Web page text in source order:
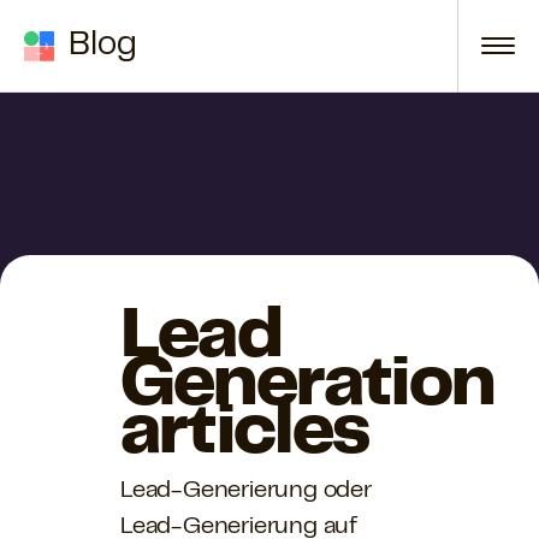
Blog
Lead
Generation
articles
Lead-Generierung oder
Lead-Generierung auf